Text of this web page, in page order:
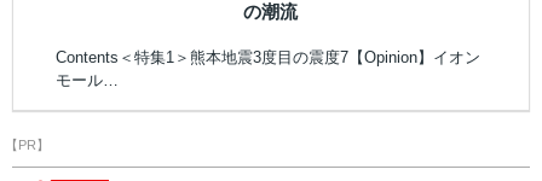
の潮流
Contents＜特集1＞熊本地震3度目の震度7【Opinion】イオン
モール…
【PR】